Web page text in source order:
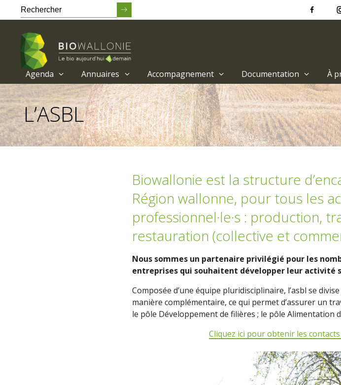
Passer
au
contenu
principal
Agenda Annuaires Accompagnement Documentation À
L’ASBL
Biowallonie est la structure
Région wallonne, pour tous les
professionnel·le·s : production,
restauration (collective et
Nous sommes un partenaire privilégié pour les
entreprises qui souhaitent développer leur activité
Composée d’une équipe pluridisciplinaire, l’asbl se
manière complémentaire, ce qui permet d’assurer un
le pôle Développement de filières ; le pôle Alimentation
Cliquez ici pour obtenir les